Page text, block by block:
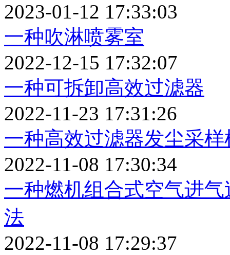
2023-01-12 17:33:03
一种吹淋喷雾室
2022-12-15 17:32:07
一种可拆卸高效过滤器
2022-11-23 17:31:26
一种高效过滤器发尘采样
2022-11-08 17:30:34
一种燃机组合式空气进
法
2022-11-08 17:29:37